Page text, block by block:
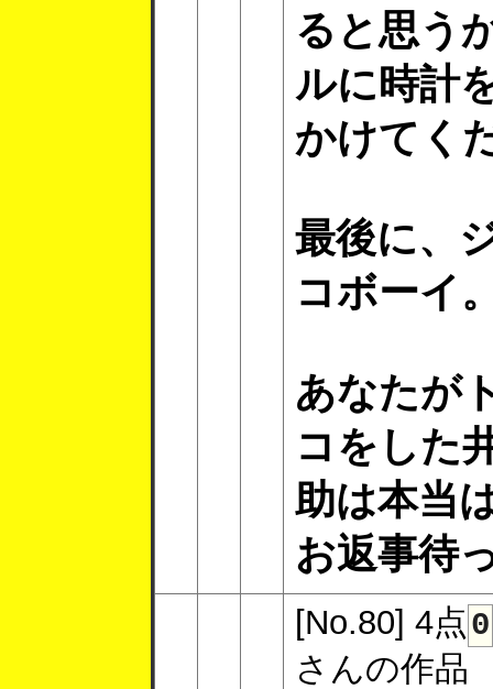
ると思う
ルに時計
かけてく
最後に、
コボーイ
あなたが
コをした
助は本当
お返事待
[No.80] 4点 0
さんの作品